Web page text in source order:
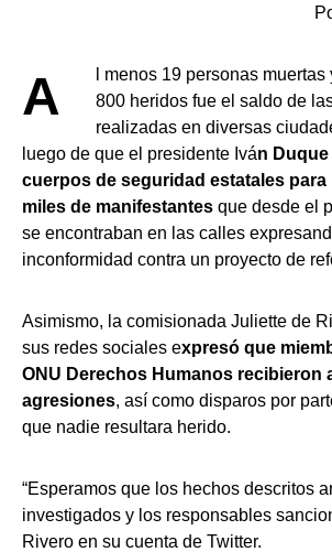
Al menos 19 personas muertas y alrededor de
800 heridos fue el saldo de
realizadas en diversas
luego de que el presidente Iván
cuerpos de seguridad estatales para
miles de manifestantes que desde el
se encontraban en las calles
inconformidad contra un proyecto de
Asimismo, la comisionada Juliette de
sus redes sociales expresó que
ONU Derechos Humanos recibieron
agresiones, así como disparos por
que nadie resultara herido.
“Esperamos que los hechos descritos
investigados y los responsables
Rivero en su cuenta de Twitter.